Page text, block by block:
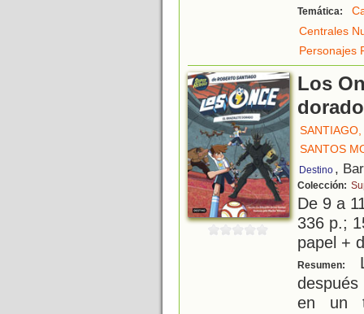
Temática:
Centrales
Personajes
Los
dorado
SANTOS
Destino ,
Colección:
De 9 a
336 p.;
papel +
Resumen:
en un